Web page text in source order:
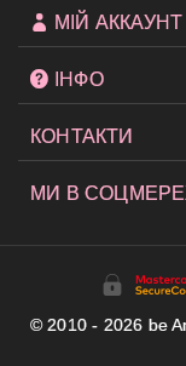
МІЙ АККАУНТ
ІНФО
КОНТАКТИ
МИ В
© 2010 - 2026 be